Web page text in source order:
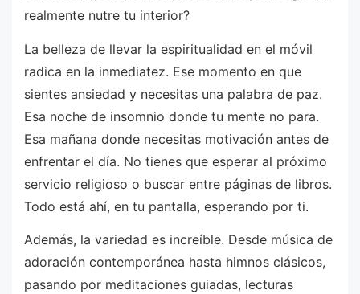
realmente nutre tu interior?
La belleza de llevar la espiritualidad en el móvil
radica en la inmediatez. Ese momento en que
sientes ansiedad y necesitas una palabra de paz.
Esa noche de insomnio donde tu mente no para.
Esa mañana donde necesitas motivación antes de
enfrentar el día. No tienes que esperar al próximo
servicio religioso o buscar entre páginas de libros.
Todo está ahí, en tu pantalla, esperando por ti.
Además, la variedad es increíble. Desde música de
adoración contemporánea hasta himnos clásicos,
pasando por meditaciones guiadas, lecturas